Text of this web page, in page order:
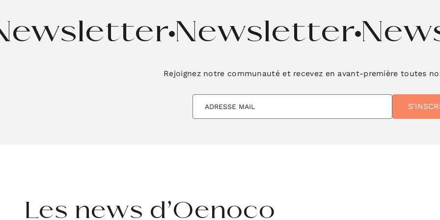
Newsletter
Rejoignez notre communauté et recevez en avant-première toutes
Les news d’Oenoco